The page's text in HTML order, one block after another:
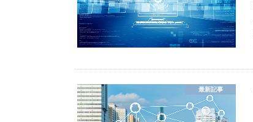
最新記事